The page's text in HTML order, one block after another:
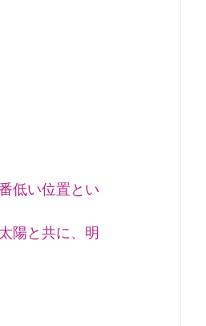
低い位置とい
陽と共に、明